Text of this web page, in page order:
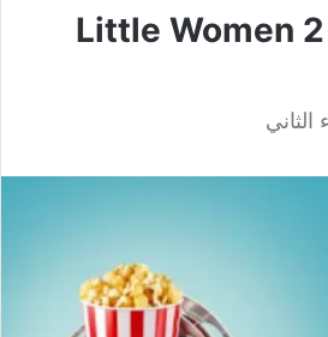
مشاهدة فيلم Little Women 2